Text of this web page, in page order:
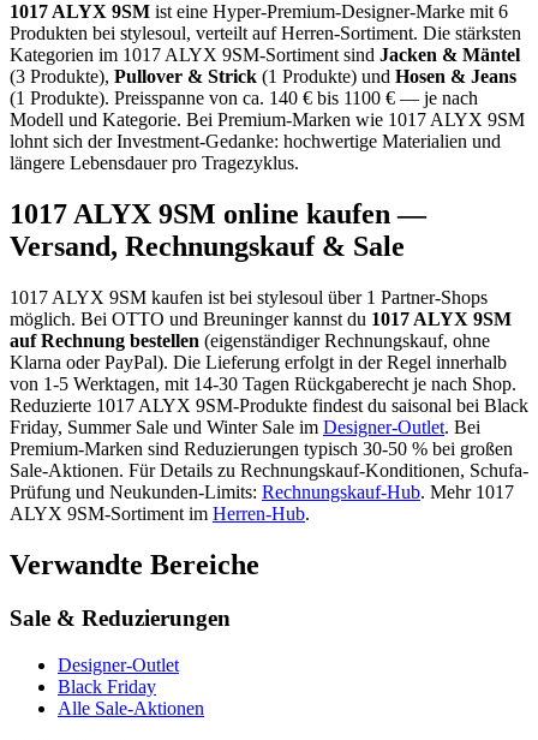
1017 ALYX 9SM ist eine Hyper-Premium-Designer-Marke mit 6
Produkten bei stylesoul, verteilt auf Herren-Sortiment. Die stärksten
Kategorien im 1017 ALYX 9SM-Sortiment sind Jacken & Mäntel
(3 Produkte), Pullover & Strick (1 Produkte) und Hosen & Jeans
(1 Produkte). Preisspanne von ca. 140 € bis 1100 € — je nach
Modell und Kategorie. Bei Premium-Marken wie 1017 ALYX 9SM
lohnt sich der Investment-Gedanke: hochwertige Materialien und
längere Lebensdauer pro Tragezyklus.
1017 ALYX 9SM online kaufen —
Versand, Rechnungskauf & Sale
1017 ALYX 9SM kaufen ist bei stylesoul über 1 Partner-Shops
möglich. Bei OTTO und Breuninger kannst du 1017 ALYX 9SM
auf Rechnung bestellen (eigenständiger Rechnungskauf, ohne
Klarna oder PayPal). Die Lieferung erfolgt in der Regel innerhalb
von 1-5 Werktagen, mit 14-30 Tagen Rückgaberecht je nach Shop.
Reduzierte 1017 ALYX 9SM-Produkte findest du saisonal bei Black
Friday, Summer Sale und Winter Sale im Designer-Outlet. Bei
Premium-Marken sind Reduzierungen typisch 30-50 % bei großen
Sale-Aktionen. Für Details zu Rechnungskauf-Konditionen, Schufa-
Prüfung und Neukunden-Limits: Rechnungskauf-Hub. Mehr 1017
ALYX 9SM-Sortiment im Herren-Hub.
Verwandte Bereiche
Sale & Reduzierungen
Designer-Outlet
Black Friday
Alle Sale-Aktionen